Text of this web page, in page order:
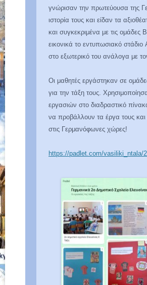
γνώρισαν την πρωτεύουσα της
ιστορία τους και είδαν τα
και συγκεκριμένα με τις
εικονικά το εντυπωσιακό
στο εξωτερικό του ανάλογα με
Οι μαθητές εργάστηκαν σε
για την τάξη τους.
εργασιών στο διαδραστικό
να προβάλλουν τα έργα τους και
στις Γερμανόφωνες χώρες!
https://padlet.com/vasiliki_ntala/